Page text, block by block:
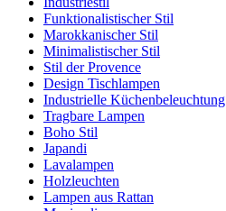
Funktionalistischer Stil
Marokkanischer Stil
Minimalistischer Stil
Stil der Provence
Design Tischlampen
Industrielle Küchenbeleuchtung
Tragbare Lampen
Boho Stil
Japandi
Lavalampen
Holzleuchten
Lampen aus Rattan